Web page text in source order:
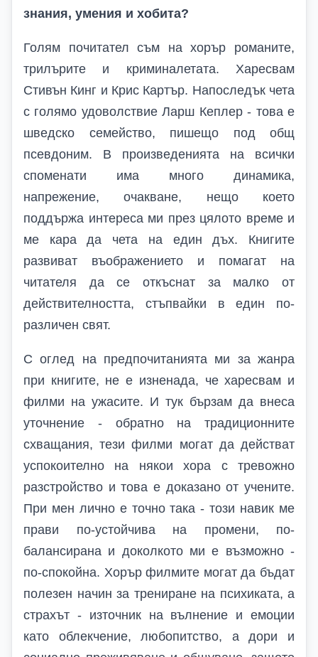
знания, умения и хобита?
Голям почитател съм на хорър романите,
трилърите и криминалетата. Харесвам
Стивън Кинг и Крис Картър. Напоследък чета
с голямо удоволствие Ларш Кеплер - това е
шведско семейство, пишещо под общ
псевдоним. В произведенията на всички
споменати има много динамика,
напрежение, очакване, нещо което
поддържа интереса ми през цялото време и
ме кара да чета на един дъх. Книгите
развиват въображението и помагат на
читателя да се откъснат за малко от
действителността, стъпвайки в един по-
различен свят.
С оглед на предпочитанията ми за жанра
при книгите, не е изненада, че харесвам и
филми на ужасите. И тук бързам да внеса
уточнение - обратно на традиционните
схващания, тези филми могат да действат
успокоително на някои хора с тревожно
разстройство и това е доказано от учените.
При мен лично е точно така - този навик ме
прави по-устойчива на промени, по-
балансирана и доколкото ми е възможно -
по-спокойна. Хорър филмите могат да бъдат
полезен начин за трениране на психиката, а
страхът - източник на вълнение и емоции
като облекчение, любопитство, а дори и